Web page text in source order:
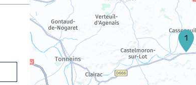
1